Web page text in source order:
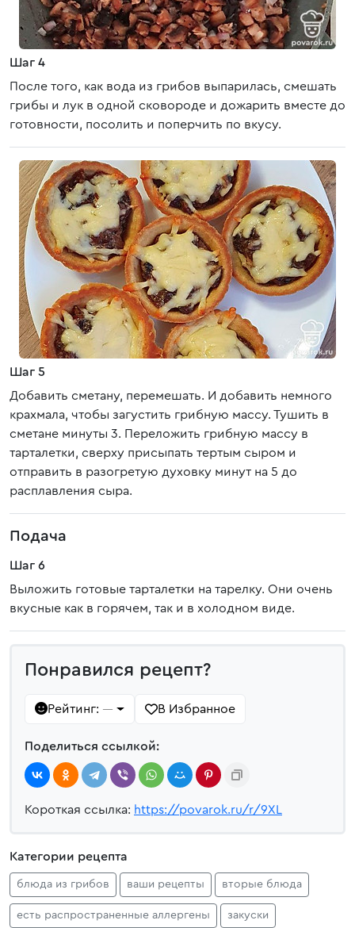
Шаг 4
После того, как вода из грибов выпарилась, смешать
грибы и лук в одной сковороде и дожарить вместе до
готовности, посолить и поперчить по вкусу.
Шаг 5
Добавить сметану, перемешать. И добавить немного
крахмала, чтобы загустить грибную массу. Тушить в
сметане минуты 3. Переложить грибную массу в
тарталетки, сверху присыпать тертым сыром и
отправить в разогретую духовку минут на 5 до
расплавления сыра.
Подача
Шаг 6
Выложить готовые тарталетки на тарелку. Они очень
вкусные как в горячем, так и в холодном виде.
Понравился рецепт?
Рейтинг: — В Избранное
Поделиться ссылкой:
Короткая ссылка: https://povarok.ru/r/9XL
Категории рецепта
блюда из грибов ваши рецепты вторые блюда
есть распространенные аллергены закуски